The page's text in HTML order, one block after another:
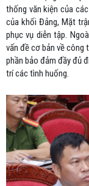
thống văn kiện của
của khối Đảng, Mặt
phục vụ diễn tập.
vấn đề cơ bản về công
phần bảo đảm đầy đủ
trí các tình huống.